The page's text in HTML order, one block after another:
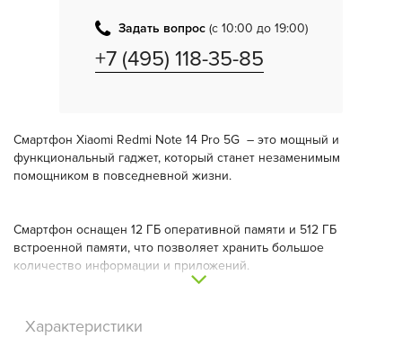
Задать вопрос (с 10:00 до 19:00)
+7 (495) 118-35-85
Смартфон Xiaomi Redmi Note 14 Pro 5G – это мощный и
функциональный гаджет, который станет незаменимым
помощником в повседневной жизни.
Смартфон оснащен 12 ГБ оперативной памяти и 512 ГБ
встроенной памяти, что позволяет хранить большое
количество информации и приложений.
Устройство оснащено двумя nano-SIM-картами и поддерживает
стандарты связи 3G, 2G, 5G, 4G LTE. Это обеспечивает
Характеристики